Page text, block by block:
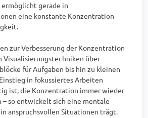
gerade in
eine konstante Konzentration
zur Verbesserung der Konzentration
Visualisierungstechniken über
für Aufgaben bis hin zu kleinen
in fokussiertes Arbeiten
ist, die Konzentration immer wieder
so entwickelt sich eine mentale
anspruchsvollen Situationen trägt.